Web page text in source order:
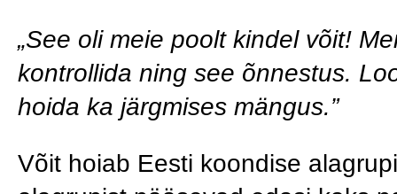
„See oli meie poolt kindel võit!
kontrollida ning see õnnestus.
hoida ka järgmises mängus.”
Võit hoiab Eesti koondise